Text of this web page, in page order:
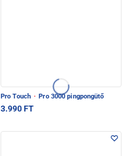
Pro Touch · Pro 3000 pingpongütő
3.990 FT